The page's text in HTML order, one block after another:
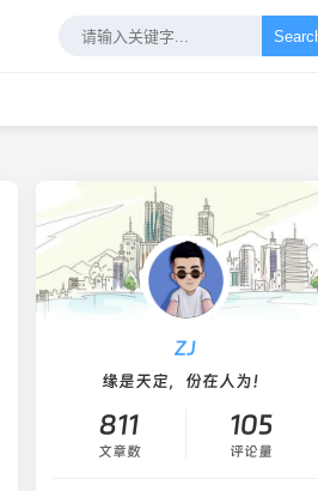
ZJ
缘是天定，份在人为！
811
文章数
105
评论量